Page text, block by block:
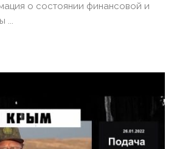
о состоянии финансовой и
...